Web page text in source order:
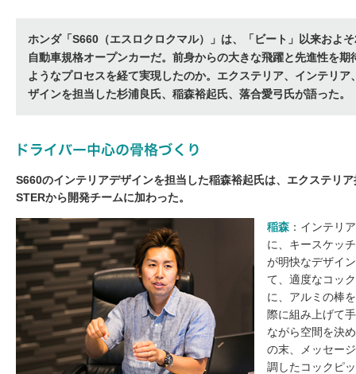
ホンダ「S660（エスロクロクマル）」は、「ビート」以来およ
自動車規格オープンカーだ。前身からの大きな飛躍と先進性を期
ようなプロセスを経て実現したのか。エクステリア、インテリア
ザインを担当した杉浦良氏、稲森裕起氏、落合愛弓氏が語った。
S660のインテリアデザインを担当した稲森裕起氏は、エクステリ
STERから開発チームに加わった。
稲森 ：インテリ
に、キースケッ
が明快なデザイ
て、適度なコッ
に、アルミの棒
際に組み上げて
ながら空間を決
の末、メッセー
調したコックピ